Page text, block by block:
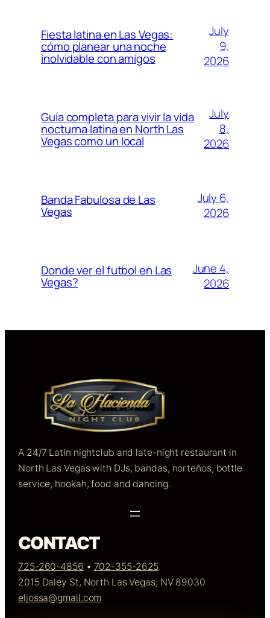
Fiesta latina en Las Vegas:
cómo planear una noche
inolvidable con amigos
July
9,
2026
Guía completa para vivir la vida
nocturna latina en North Las
Vegas como un local
July
8,
2026
Banda Fabulosa de Las
Vegas
July 6,
2026
Donde ver el futbol en Las
Vegas?
June 4,
2026
A 24/7 Latin nightclub and late-night restaurant in
North Las Vegas with DJs, bandas, norteños, bottle
service, hookah, food and dancing.
CONTACT
725-260-4856 • 702-355-2625
2015 Daley St, North Las Vegas, NV 89030
eljossa@gmail.com